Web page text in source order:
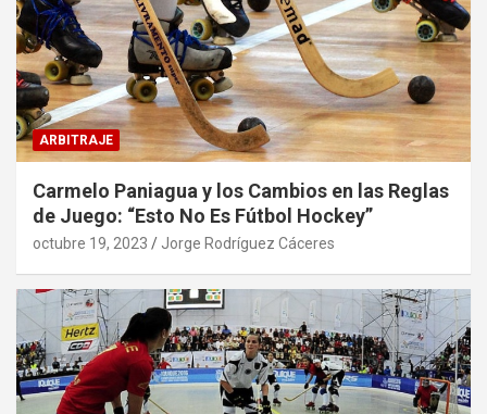
ARBITRAJE
Carmelo Paniagua y los Cambios en las Reglas
de Juego: “Esto No Es Fútbol Hockey”
octubre 19, 2023 Jorge Rodríguez Cáceres